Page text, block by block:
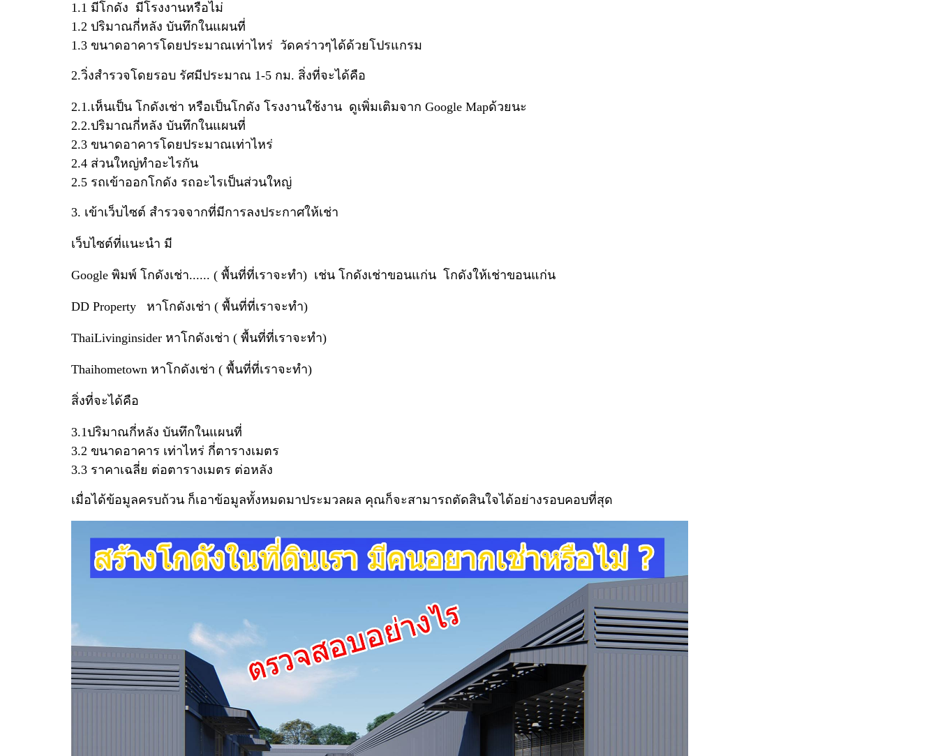
1.1 มีโกดัง มีโรงงานหรือไม่
1.2 ปริมาณกี่หลัง บันทึกในแผนที่
1.3 ขนาดอาคารโดยประมาณเท่าไหร่ วัดคร่าวๆได้ด้วยโปรแกรม
2.วิ่งสำรวจโดยรอบ รัศมีประมาณ 1-5 กม. สิ่งที่จะได้คือ
2.1.เห็นเป็น โกดังเช่า หรือเป็นโกดัง โรงงานใช้งาน ดูเพิ่มเติมจาก Google Mapด้วยนะ
2.2.ปริมาณกี่หลัง บันทึกในแผนที่
2.3 ขนาดอาคารโดยประมาณเท่าไหร่
2.4 ส่วนใหญ่ทำอะไรกัน
2.5 รถเข้าออกโกดัง รถอะไรเป็นส่วนใหญ่
3. เข้าเว็บไซต์ สำรวจจากที่มีการลงประกาศให้เช่า
เว็บไซต์ที่แนะนำ มี
Google พิมพ์ โกดังเช่า...... ( พื้นที่ที่เราจะทำ) เช่น โกดังเช่าขอนแก่น โกดังให้เช่าขอนแก่น
DD Property หาโกดังเช่า ( พื้นที่ที่เราจะทำ)
ThaiLivinginsider หาโกดังเช่า ( พื้นที่ที่เราจะทำ)
Thaihometown หาโกดังเช่า ( พื้นที่ที่เราจะทำ)
สิ่งที่จะได้คือ
3.1ปริมาณกี่หลัง บันทึกในแผนที่
3.2 ขนาดอาคาร เท่าไหร่ กี่ตารางเมตร
3.3 ราคาเฉลี่ย ต่อตารางเมตร ต่อหลัง
เมื่อได้ข้อมูลครบถ้วน ก็เอาข้อมูลทั้งหมดมาประมวลผล คุณก็จะสามารถตัดสินใจได้อย่างรอบคอบที่สุด